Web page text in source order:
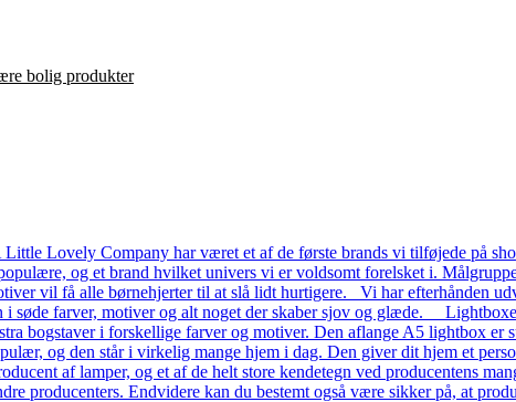
Lovely Company har været et af de første brands vi tilføjede på
og et brand hvilket univers vi er voldsomt forelsket i.
vil få alle børnehjerter til at slå lidt hurtigere. Vi har efterhånden
i søde farver, motiver og alt noget der skaber sjov og glæde.
bogstaver i forskellige farver og motiver. Den aflange A5 lightbox
og den står i virkelig mange hjem i dag. Den giver dit hjem et
af lamper, og et af de helt store kendetegn ved producentens
producenters. Endvidere kan du bestemt også være sikker på, at